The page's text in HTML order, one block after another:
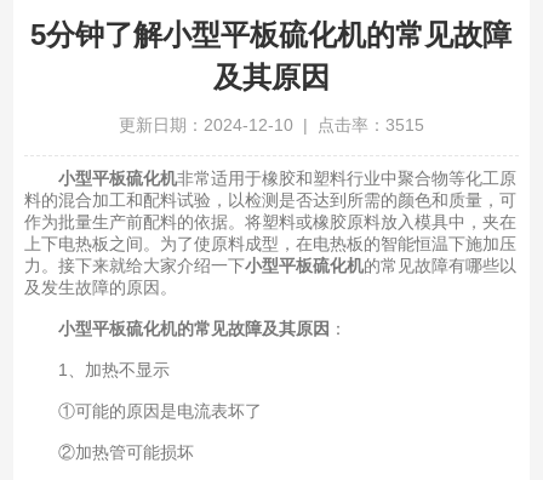
5分钟了解小型平板硫化机的常见故障
及其原因
更新日期：2024-12-10 | 点击率：3515
小型平板硫化机非常适用于橡胶和塑料行业中聚合物等化工原
料的混合加工和配料试验，以检测是否达到所需的颜色和质量，可
作为批量生产前配料的依据。将塑料或橡胶原料放入模具中，夹在
上下电热板之间。为了使原料成型，在电热板的智能恒温下施加压
力。接下来就给大家介绍一下小型平板硫化机的常见故障有哪些以
及发生故障的原因。
小型平板硫化机的常见故障及其原因 ：
1、加热不显示
①可能的原因是电流表坏了
②加热管可能损坏